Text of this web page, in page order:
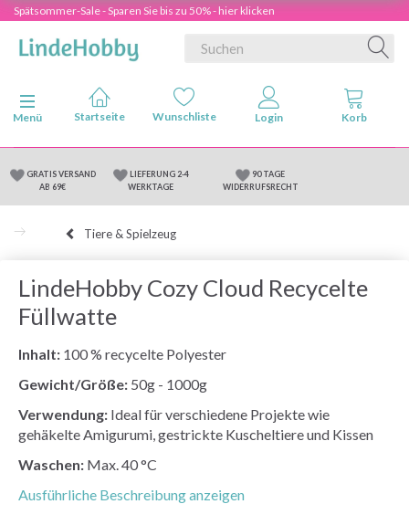
Spätsommer-Sale - Sparen Sie bis zu 50% - hier klicken
Anzeige ändern
Menü
GRATIS VERSAND
AB 69€
LIEFERUNG 2-4
WERKTAGE
90 TAGE
WIDERRUFSRECHT
Tiere & Spielzeug
LindeHobby Cozy Cloud Recycelte
Füllwatte
Inhalt: 100 % recycelte Polyester
Gewicht/Größe: 50g - 1000g
Verwendung: Ideal für verschiedene Projekte wie
gehäkelte Amigurumi, gestrickte Kuscheltiere und Kissen
Waschen: Max. 40 °C
Ausführliche Beschreibung anzeigen